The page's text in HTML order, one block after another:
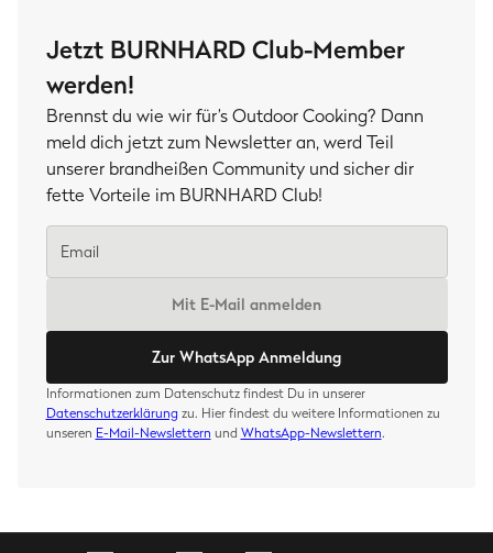
Jetzt BURNHARD Club-Member
werden!
Brennst du wie wir für’s Outdoor Cooking? Dann
meld dich jetzt zum Newsletter an, werd Teil
unserer brandheißen Community und sicher dir
fette Vorteile im BURNHARD Club!
Mit E-Mail anmelden
Zur WhatsApp Anmeldung
Informationen zum Datenschutz findest Du in unserer
Datenschutzerklärung zu. Hier findest du weitere Informationen zu
unseren E-Mail-Newslettern und WhatsApp-Newslettern.